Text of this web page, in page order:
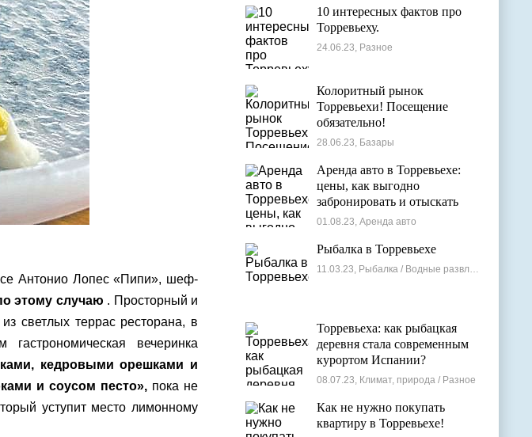
Антонио Лопес «Пипи», шеф-
этому случаю . Просторный и
светлых террас ресторана, в
вечеринка
кедровыми орешками и
и соусом песто», пока не
уступит место лимонному
10 интересных фактов про
Торревьеху.
24.06.23, Разное
Колоритный рынок
Торревьехи! Посещение
обязательно!
28.06.23, Базары
Аренда авто в Торревьехе:
цены, как выгодно
забронировать и отыскать
лучшие варианты
01.08.23, Аренда авто
Рыбалка в Торревьехе
11.03.23, Рыбалка / Водные развлечения
Торревьеха: как рыбацкая
деревня стала современным
курортом Испании?
08.07.23, Климат, природа / Разное
Как не нужно покупать
квартиру в Торревьехе!